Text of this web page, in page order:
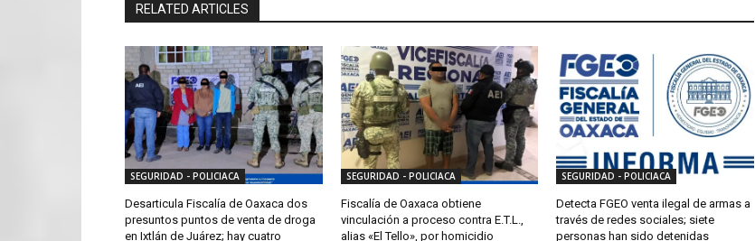
RELATED ARTICLES
SEGURIDAD - POLICIACA
Desarticula Fiscalía de Oaxaca dos
presuntos puntos de venta de droga
en Ixtlán de Juárez; hay cuatro
SEGURIDAD - POLICIACA
Fiscalía de Oaxaca obtiene
vinculación a proceso contra E.T.L.,
alias «El Tello», por homicidio
SEGURIDAD - POLICIACA
Detecta FGEO venta ilegal de armas a
través de redes sociales; siete
personas han sido detenidas